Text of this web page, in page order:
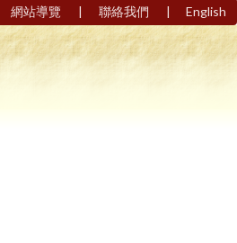
網站導覽 | 聯絡我們 | English